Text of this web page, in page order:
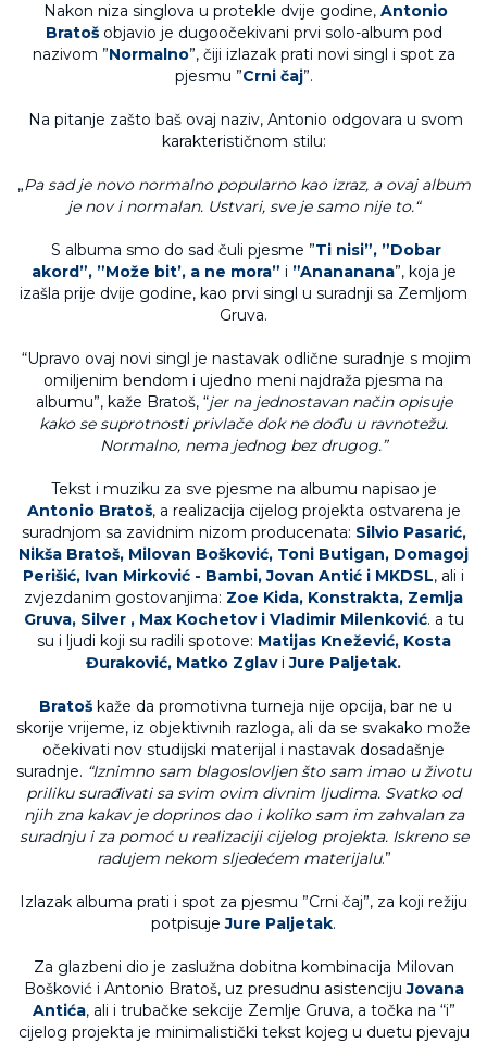
Nakon niza singlova u protekle dvije godine, Antonio
Bratošobjavio je dugoočekivani prvi solo-album pod
nazivom ”Normalno”, čiji izlazak prati novi singl i spot za
pjesmu ”Crni čaj”.
Na pitanje zašto baš ovaj naziv, Antonio odgovara u svom
karakterističnom stilu:
„Pa sad je novo normalno popularno kao izraz, a ovaj album
je nov i normalan. Ustvari, sve je samo nije to.“
S albuma smo do sad čuli pjesme ”Ti nisi”, ”Dobar
akord”, ”Može bit’, a ne mora” i ”Anananana”, koja je
izašla prije dvije godine, kao prvi singl u suradnji sa Zemljom
Gruva.
“Upravo ovaj novi singl je nastavak odlične suradnje s mojim
omiljenim bendom i ujedno meni najdraža pjesma na
albumu”, kaže Bratoš, “jer na jednostavan način opisuje
kako se suprotnosti privlače dok ne dođu u ravnotežu.
Normalno, nema jednog bez drugog.”
Tekst i muziku za sve pjesme na albumu napisao je
Antonio Bratoš, a realizacija cijelog projekta ostvarena je
suradnjom sa zavidnim nizom producenata: Silvio Pasarić,
Nikša Bratoš, Milovan Bošković, Toni Butigan, Domagoj
Perišić, Ivan Mirković - Bambi, Jovan Antić i MKDSL, ali i
zvjezdanim gostovanjima: Zoe Kida, Konstrakta, Zemlja
Gruva, Silver , Max Kochetov i Vladimir Milenković. a tu
su i ljudi koji su radili spotove: Matijas Knežević, Kosta
Đuraković, Matko Zglavi Jure Paljetak.
Bratoš kaže da promotivna turneja nije opcija, bar ne u
skorije vrijeme, iz objektivnih razloga, ali da se svakako može
očekivati nov studijski materijal i nastavak dosadašnje
suradnje. “Iznimno sam blagoslovljen što sam imao u životu
priliku surađivati sa svim ovim divnim ljudima. Svatko od
njih zna kakav je doprinos dao i koliko sam im zahvalan za
suradnju i za pomoć u realizaciji cijelog projekta. Iskreno se
radujem nekom sljedećem materijalu.”
Izlazak albuma prati i spot za pjesmu ”Crni čaj”, za koji režiju
potpisujeJure Paljetak.
Za glazbeni dio je zaslužna dobitna kombinacija Milovan
Bošković i Antonio Bratoš, uz presudnu asistencijuJovana
Antića, ali i trubačke sekcije Zemlje Gruva, a točka na “i”
cijelog projekta je minimalistički tekst kojeg u duetu pjevaju